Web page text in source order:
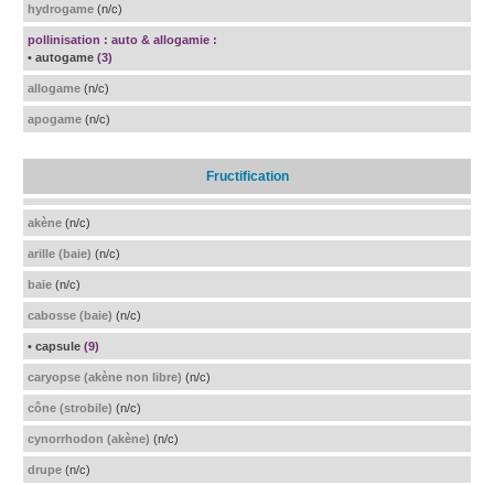
hydrogame (n/c)
pollinisation : auto & allogamie :
• autogame (3)
allogame (n/c)
apogame (n/c)
Fructification
akène (n/c)
arille (baie) (n/c)
baie (n/c)
cabosse (baie) (n/c)
• capsule (9)
caryopse (akène non libre) (n/c)
cône (strobile) (n/c)
cynorrhodon (akène) (n/c)
drupe (n/c)